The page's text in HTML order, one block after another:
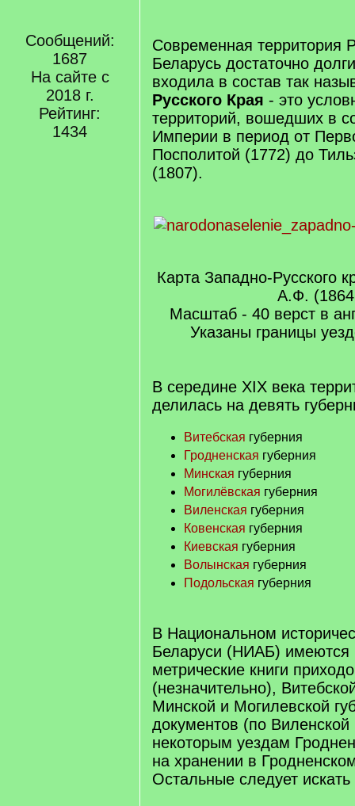
Сообщений:
1687
На сайте с
2018 г.
Рейтинг:
1434
Современная территория
Беларусь достаточно
входила в состав так
Русского Края - это
территорий, вошедших в
Империи в период от
Посполитой (1772) до
(1807).
Карта Западно-Русского
А.Ф. (1864
Масштаб - 40 верст в
Указаны границы
В середине XIX века
делилась на девять
Витебская губерния
Гродненская губерния
Минская губерния
Могилёвская губерния
Виленская губерния
Ковенская губерния
Киевская губерния
Волынская губерния
Подольская губерния
В Национальном
Беларуси (НИАБ) имеются
метрические книги
(незначительно),
Минской и Могилевской
документов (по Виленской
некоторым уездам
на хранении в
Остальные следует